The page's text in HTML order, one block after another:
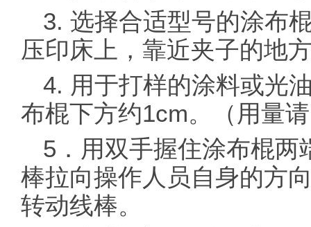
3. 选择合适型号的涂布
压印床上，靠近夹子的地
4. 用于打样的涂料或光
布棍下方约1cm。（用量
5．用双手握住涂布棍两
棒拉向操作人员自身的方
转动线棒。